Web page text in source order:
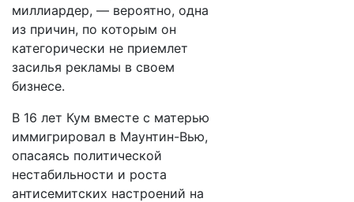
миллиардер, — вероятно, одна
из причин, по которым он
категорически не приемлет
засилья рекламы в своем
бизнесе.
В 16 лет Кум вместе с матерью
иммигрировал в Маунтин-Вью,
опасаясь политической
нестабильности и роста
антисемитских настроений на